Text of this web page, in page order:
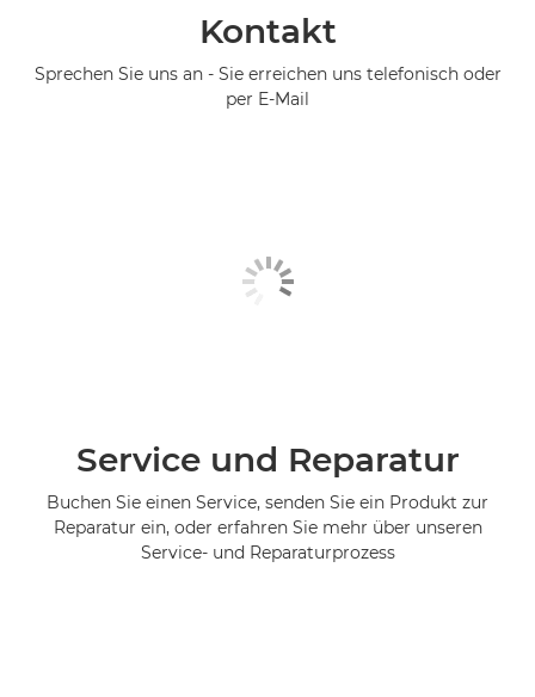
Kontakt
Sprechen Sie uns an - Sie erreichen uns telefonisch oder
per E-Mail
Service und Reparatur
Buchen Sie einen Service, senden Sie ein Produkt zur
Reparatur ein, oder erfahren Sie mehr über unseren
Service- und Reparaturprozess